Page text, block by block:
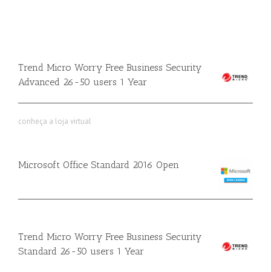
Trend Micro Worry Free Business Security
Advanced 26-50 users 1 Year
conheça a loja virtual
Microsoft Office Standard 2016 Open
Trend Micro Worry Free Business Security
Standard 26-50 users 1 Year